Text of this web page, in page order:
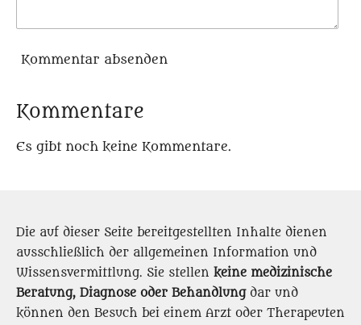
Kommentar absenden
Kommentare
Es gibt noch keine Kommentare.
Die auf dieser Seite bereitgestellten Inhalte dienen
ausschließlich der allgemeinen Information und
Wissensvermittlung. Sie stellen keine medizinische
Beratung, Diagnose oder Behandlungdar und
können den Besuch bei einem Arzt oder Therapeuten